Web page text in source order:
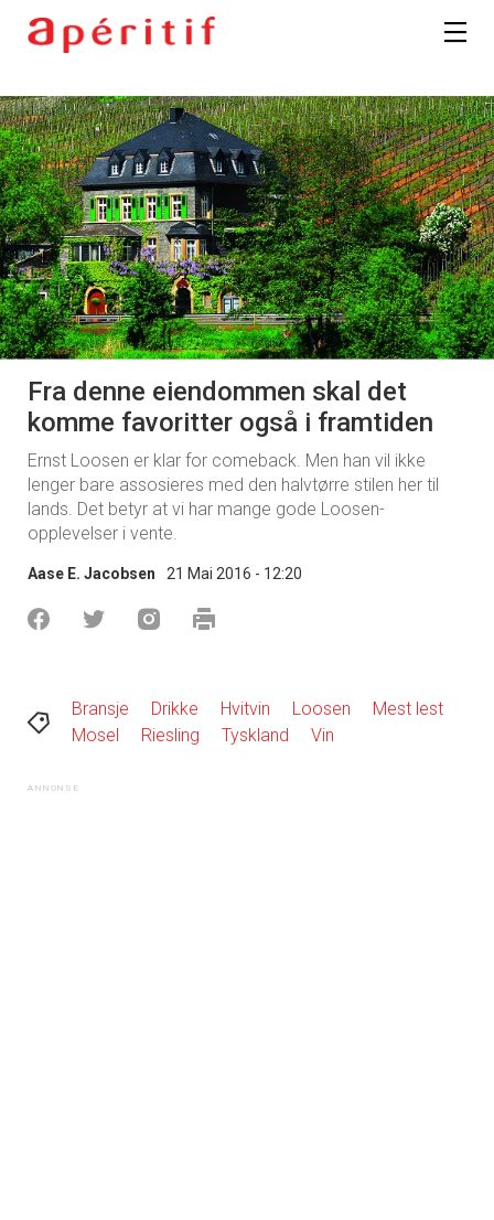
Fra denne eiendommen skal det
komme favoritter også i framtiden
Ernst Loosen er klar for comeback. Men han vil ikke
lenger bare assosieres med den halvtørre stilen her til
lands. Det betyr at vi har mange gode Loosen-
opplevelser i vente.
Aase E. Jacobsen 21 Mai 2016 - 12:20
Bransje Drikke Hvitvin Loosen
Mest lest
Mosel
Riesling Tyskland Vin